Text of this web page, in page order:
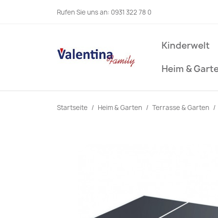
Rufen Sie uns an: 0931 322 78 0
Kinderwelt
Heim &
Startseite Heim & Garten Terrasse & Garten